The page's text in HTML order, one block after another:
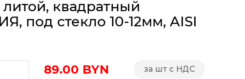
квадратный
под стекло 10-12мм, AISI
89.00 BYN
за шт с НДС